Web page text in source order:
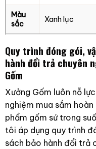
Màu
sắc
Xanh lục
Quy trình đóng gói,
hành đổi trả chuyên
Gốm
Xưởng Gốm luôn nỗ
nghiệm mua sắm
phẩm gốm sứ trong
tôi áp dụng quy trình
sách bảo hành đổi trả